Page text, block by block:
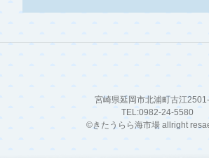
宮崎県延岡市北浦町古江
TEL:0982-24-5580
©️きたうらら海市場 allright